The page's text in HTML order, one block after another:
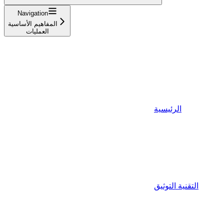
Navigation
المفاهيم الأساسية
العمليات
الرئيسية
التقنية التوثيق